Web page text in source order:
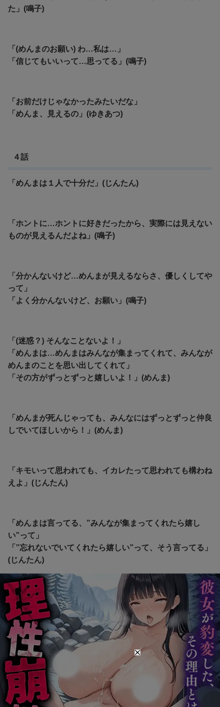
た」(鳴子)
「(めんまのお願い) わ…私は…」
「信じてもいいって…思ってる」(鳴子)
「お前だけじゃなかったみたいだな」
「めんま、見えるの」(ゆきあつ)
４話
「めんまは１人で十分だ」(じんたん)
「ホントに…ホントに好きだったから、実際には見えない
ものが見えるんだよね」(鳴子)
「分かんないけど…めんまが見えるならさ、優しくしてや
って」
「よく分かんないけど、お願い」(鳴子)
「(迷惑？) そんなことないよ！」
「めんまは…めんまはみんなが集まってくれて、みんなが
めんまのことを思い出してくれて」
「その方がずっとずっと嬉しいよ！」(めんま)
「めんまが死んじゃっても、みんなにはずっとずっと仲良
しでいてほしいから！」(めんま)
「キモいって思われても、イカレたって思われても構わね
えよ」(じんたん)
「めんまは言ってる、”みんなが集まってくれたら嬉し
い”って」
「”忘れないでいてくれたら嬉しい”って、そう言ってる」
(じんたん)